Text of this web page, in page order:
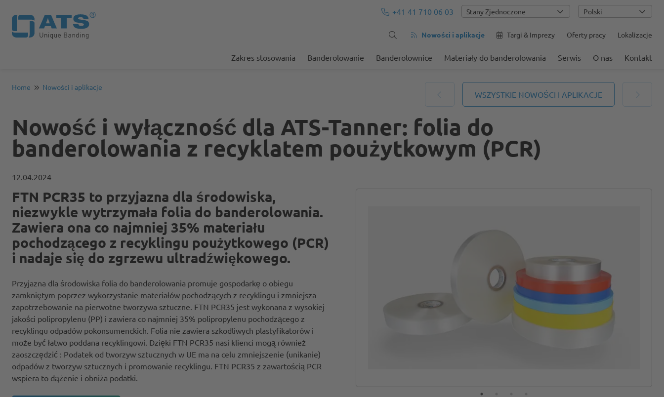
+41 41 710 06 03 Polski
Nowości i aplikacje Targi & Imprezy Oferty pracy Lokalizacje
Zakres stosowania Banderolowanie Banderolownice Materiały do banderolowania Serwis O nas Kontakt
Home Nowości i aplikacje
WSZYSTKIE NOWOŚCI I APLIKACJE
Nowość i wyłączność dla ATS-Tanner: folia do
banderolowania z recyklatem poużytkowym (PCR)
12.04.2024
FTN PCR35 to przyjazna dla środowiska,
niezwykle wytrzymała folia do banderolowania.
Zawiera ona co najmniej 35% materiału
pochodzącego z recyklingu poużytkowego (PCR)
i nadaje się do zgrzewu ultradźwiękowego.
Przyjazna dla środowiska folia do banderolowania promuje gospodarkę o obiegu
zamkniętym poprzez wykorzystanie materiałów pochodzących z recyklingu i zmniejsza
zapotrzebowanie na pierwotne tworzywa sztuczne. FTN PCR35 jest wykonana z wysokiej
jakości polipropylenu (PP) i zawiera co najmniej 35% polipropylenu pochodzącego z
recyklingu odpadów pokonsumenckich. Folia nie zawiera szkodliwych plastyfikatorów i
może być łatwo poddana recyklingowi. Dzięki FTN PCR35 nasi klienci mogą również
zaoszczędzić : Podatek od tworzyw sztucznych w UE ma na celu zmniejszenie (unikanie)
odpadów z tworzyw sztucznych i promowanie recyklingu. FTN PCR35 z zawartością PCR
wspiera to dążenie i obniża podatki.